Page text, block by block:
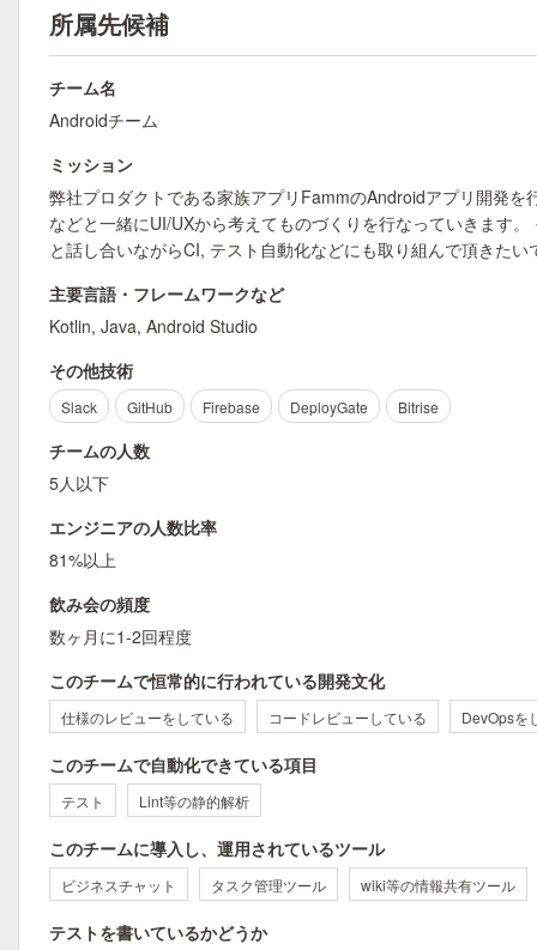
所属先候補
チーム名
Androidチーム
ミッション
弊社プロダクトである家族アプリFammのAndroidアプリ開発
などと一緒にUI/UXから考えてものづくりを行なっていきます
と話し合いながらCI, テスト自動化などにも取り組んで頂きたい
主要言語・フレームワークなど
Kotlin, Java, Android Studio
その他技術
Slack GitHub Firebase DeployGate Bitrise
チームの人数
5人以下
エンジニアの人数比率
81%以上
飲み会の頻度
数ヶ月に1-2回程度
このチームで恒常的に行われている開発文化
仕様のレビューをしている コードレビューしている DevOpsを
このチームで自動化できている項目
テスト Lint等の静的解析
このチームに導入し、運用されているツール
ビジネスチャット タスク管理ツール wiki等の情報共有ツール
テストを書いているかどうか